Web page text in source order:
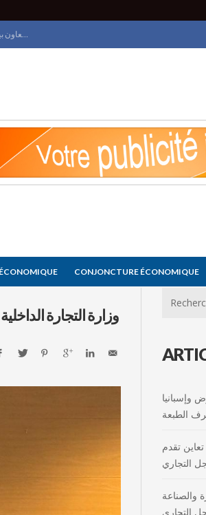
CONJONCTURE ÉCONOMIQUE
وزارة التجارة
Search
وإسبانيا
الطبعة
تقدم
التجاري
والصناعة
التجاري